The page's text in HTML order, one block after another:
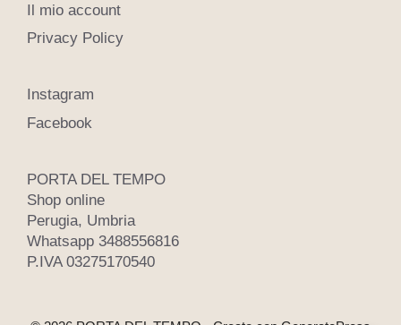
Il mio account
Privacy Policy
Instagram
Facebook
PORTA DEL TEMPO
Shop online
Perugia, Umbria
Whatsapp 3488556816
P.IVA 03275170540